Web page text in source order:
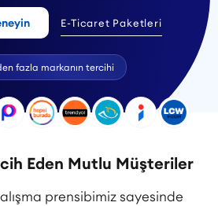
E-Ticaret Paketleri
fazla markanın tercihi
Eden Mutlu Müşteriler
prensibimiz sayesinde